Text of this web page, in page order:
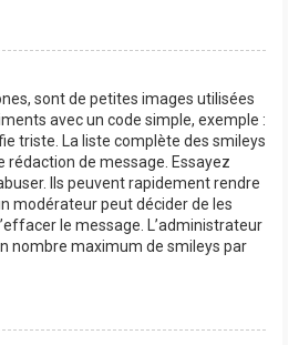
sont de petites images utilisées
avec un code simple, exemple :
triste. La liste complète des smileys
rédaction de message. Essayez
Ils peuvent rapidement rendre
modérateur peut décider de les
le message. L’administrateur
nombre maximum de smileys par